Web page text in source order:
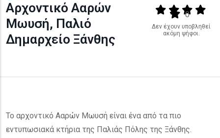
Αρχοντικό Ααρών
Μωυσή, Παλιό
Δημαρχείο Ξάνθης
Output format
(star)(star)(star)
(star)
0
Δεν έχουν υποβληθεί
ακόμη ψήφοι.
Το αρχοντικό Ααρών Μωυσή είναι ένα από τα πιο
εντυπωσιακά κτήρια της Παλιάς Πόλης της Ξάνθης.